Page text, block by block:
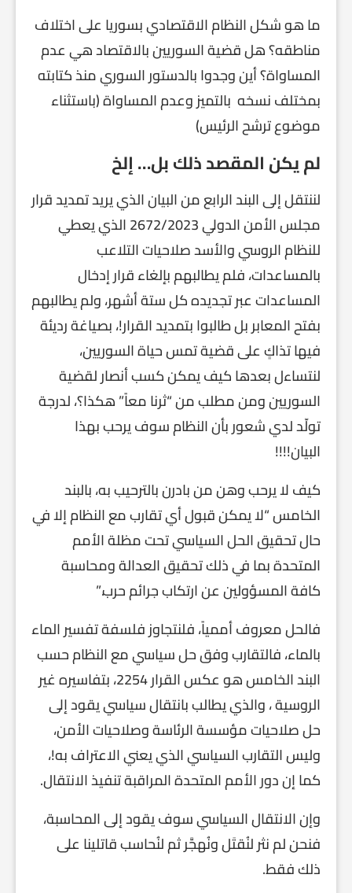
ما هو شكل النظام الاقتصادي بسوريا على اختلاف
مناطقه؟ هل قضية السوريين بالاقتصاد هي عدم
المساواة؟ أين وجدوا بالدستور السوري منذ كتابته
بمختلف نسخه بالتميز وعدم المساواة (باستثناء
موضوع ترشح الرئيس)
لم يكن المقصد ذلك بل… إلخ
لننتقل إلى البند الرابع من البيان الذي يريد تمديد قرار
مجلس الأمن الدولي 2672/2023 الذي يعطي
للنظام الروسي والأسد صلاحيات التلاعب
بالمساعدات، فلم يطالبهم بإلغاء قرار إدخال
المساعدات عبر تجديده كل ستة أشهر، ولم يطالبهم
بفتح المعابر بل طالبوا بتمديد القرار!، بصياغة رديئة
فيها تذاكٍ على قضية تمس حياة السوريين،
لنتساءل بعدها كيف يمكن كسب أنصار لقضية
السوريين ومن مطلب من “ثرنا معاً” هكذا؟، لدرجة
تولّد لدي شعور بأن النظام سوف يرحب بهذا
البيان!!!!
كيف لا يرحب وهن من بادرن بالترحيب به، بالبند
الخامس “لا يمكن قبول أي تقارب مع النظام إلا في
حال تحقيق الحل السياسي تحت مظلة الأمم
المتحدة بما في ذلك تحقيق العدالة ومحاسبة
كافة المسؤولين عن ارتكاب جرائم حرب.”
فالحل معروف أممياً، فلنتجاوز فلسفة تفسير الماء
بالماء، فالتقارب وفق حل سياسي مع النظام حسب
البند الخامس هو عكس القرار 2254، بتفاسيره غير
الروسية ، والذي يطالب بانتقال سياسي يقود إلى
حل صلاحيات مؤسسة الرئاسة وصلاحيات الأمن،
وليس التقارب السياسي الذي يعني الاعتراف به!،
كما إن دور الأمم المتحدة المراقبة تنفيذ الانتقال.
وإن الانتقال السياسي سوف يقود إلى المحاسبة،
فنحن لم نثر لنُقتَل ونُهجَّر ثم لنُحاسب قاتلينا على
ذلك فقط.